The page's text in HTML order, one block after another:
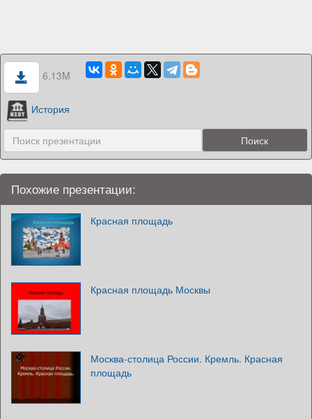
6.13M
История
Похожие презентации:
Красная площадь
Красная площадь Москвы
Москва-столица России. Кремль. Красная
площадь